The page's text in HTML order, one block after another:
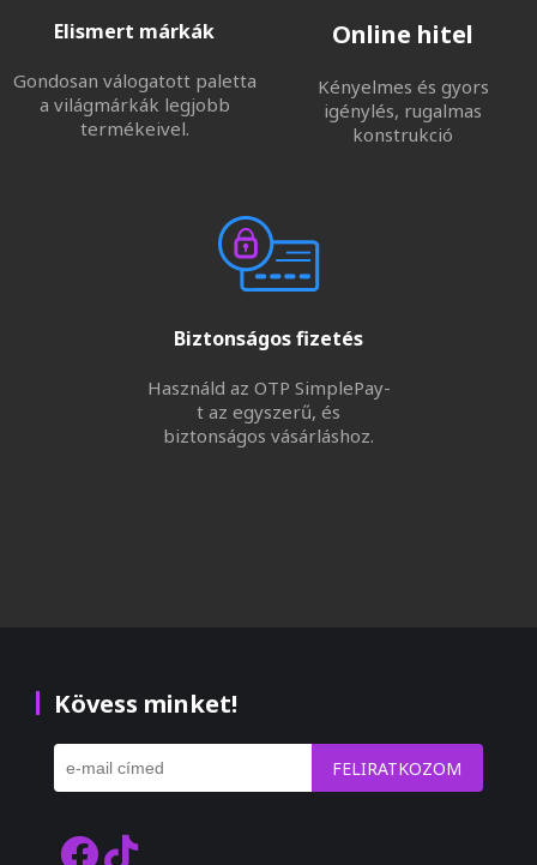
Elismert márkák
Gondosan válogatott paletta
a világmárkák legjobb
termékeivel.
Online hitel
Kényelmes és gyors
igénylés, rugalmas
konstrukció
Biztonságos fizetés
Használd az OTP SimplePay-
t az egyszerű, és
biztonságos vásárláshoz.
Kövess minket!
FELIRATKOZOM